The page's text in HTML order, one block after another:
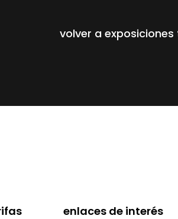
volver a
enlaces de interés